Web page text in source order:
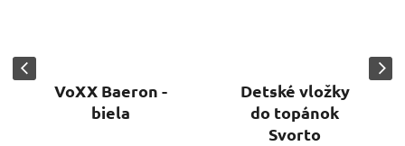
VoXX Baeron -
biela
Detské vložky
do topánok
Svorto